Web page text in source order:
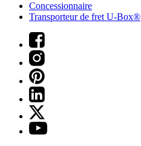
Concessionnaire
Transporteur de fret U-Box®